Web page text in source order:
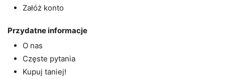
Załóż konto
Przydatne informacje
O nas
Częste pytania
Kupuj taniej!